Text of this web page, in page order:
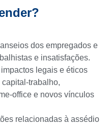
dos empregados e
e insatisfações.
legais e éticos
trabalho,
office e novos vínculos
relacionadas à assédio